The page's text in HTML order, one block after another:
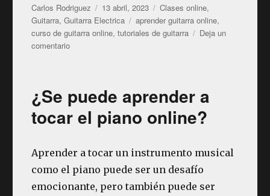
Autor
Carlos Rodriguez
Publicado
el
13 abril, 2023 Categorías
Clases online,
Guitarra,Guitarra Electrica Etiquetas
aprender guitarra online,
curso de guitarra online,tutoriales de guitarra
Deja un
comentarioen
canales
de
YouTube
para
aprender
a
¿Se puede aprender a
tocar el piano online?
Aprender a tocar un instrumento musical
como el piano puede ser un desafío
emocionante, pero también puede ser